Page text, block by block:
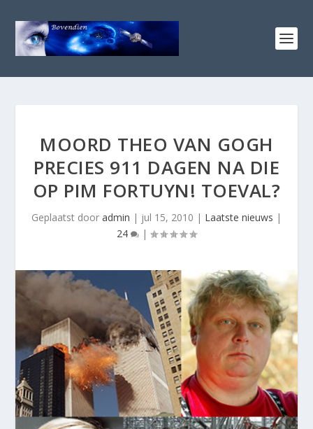
MOORD THEO VAN GOGH
PRECIES 911 DAGEN NA DIE
OP PIM FORTUYN! TOEVAL?
Geplaatst door admin | jul 15, 2010 | Laatste nieuws |
24
|